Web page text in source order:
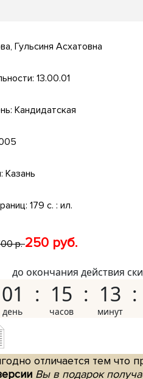
Гульсиня Асхатовна
13.00.01
Кандидатская
Казань
179 с. : ил.
р.250 руб.
до окончания действия
01 15 13
отличается тем что
Вы в подарок